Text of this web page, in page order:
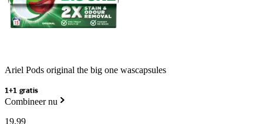
Ariel Pods original the big one wascapsules
1+1 gratis
Combineer nu
19.99